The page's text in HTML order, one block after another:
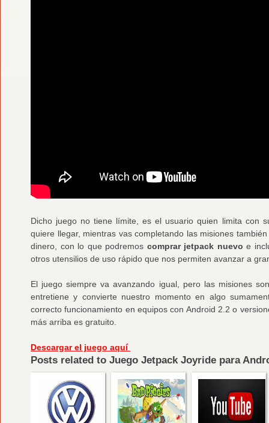
Dicho juego no tiene límite, es el usuario quien limita con
quiere llegar, mientras vas completando las misiones
dinero, con lo que podremos comprar jetpack nuevo e
otros utensilios de uso rápido que nos permiten avanzar a
El juego siempre va avanzando igual, pero las misiones
entretiene y convierte nuestro momento en algo
correcto funcionamiento en equipos con Android 2.2 o
más arriba es gratuito.
Descargar el juego aquí
Posts related to Juego Jetpack Joyride para